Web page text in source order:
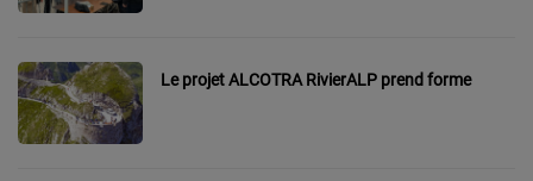
EQUIPES
CONTACT
Le projet ALCOTRA RivierALP prend forme